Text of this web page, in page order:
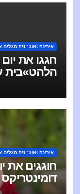
אירינה ואוג ' ניה
חגגו את
הלהט»בית
אירינה ואוג ' ניה
דומינטריקס